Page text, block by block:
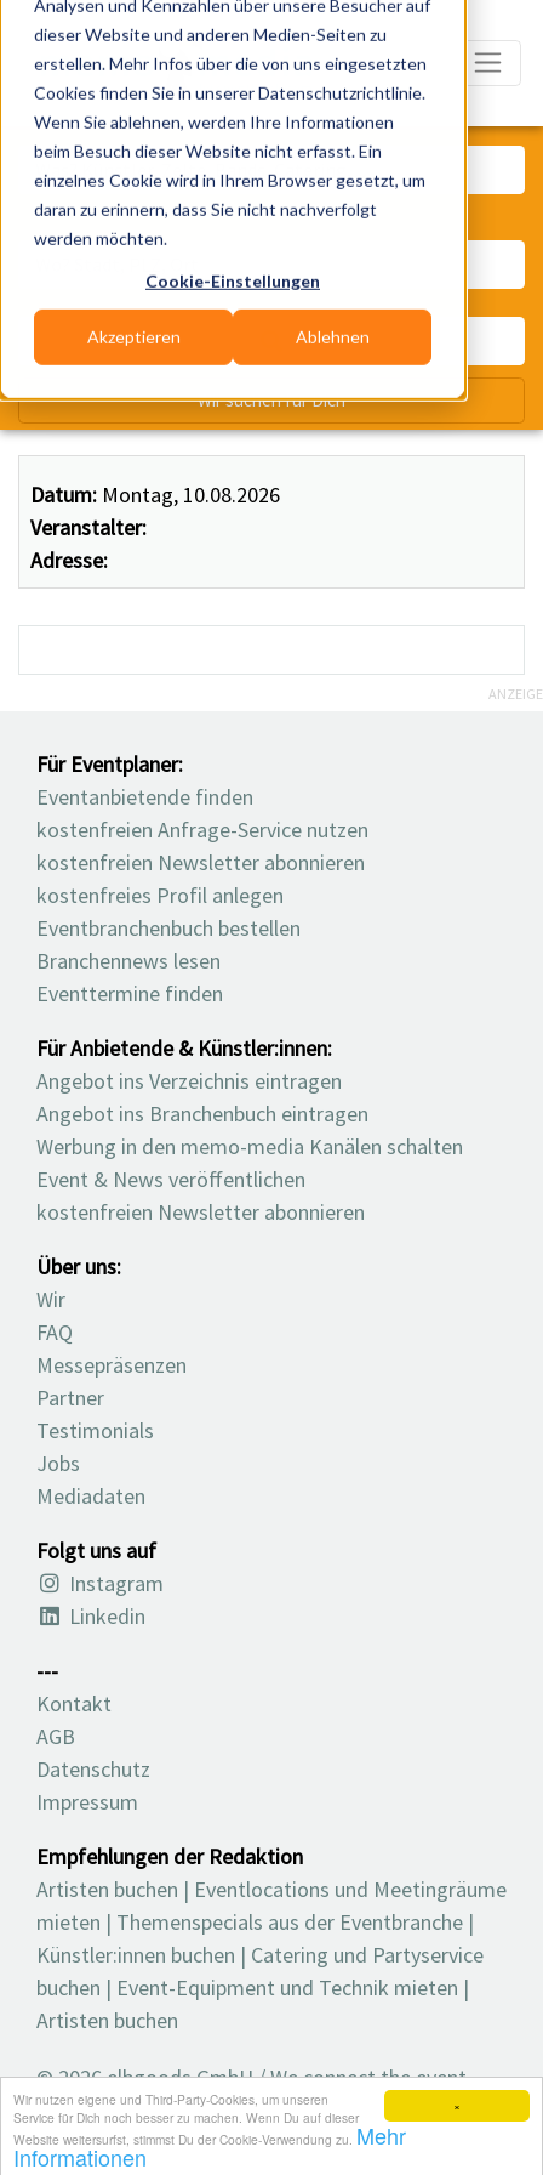
×
Wir nutzen eigene und Third-Party-Cookies, um unseren
Service für Dich noch besser zu machen. Wenn Du auf dieser
Website weitersurfst, stimmst Du der Cookie-Verwendung zu. Mehr
Informationen
Analysen und Kennzahlen über unsere Besucher auf
dieser Website und anderen Medien-Seiten zu
erstellen. Mehr Infos über die von uns eingesetzten
Cookies finden Sie in unserer Datenschutzrichtlinie.
Wenn Sie ablehnen, werden Ihre Informationen
beim Besuch dieser Website nicht erfasst. Ein
einzelnes Cookie wird in Ihrem Browser gesetzt, um
daran zu erinnern, dass Sie nicht nachverfolgt
werden möchten.
Cookie-Einstellungen
Akzeptieren Ablehnen
Datum: Montag, 10.08.2026
Veranstalter:
Adresse:
Was? Künstler, Zelte, Bands,
Wir suchen für Dich
ANZEIGE
Für Eventplaner:
Eventanbietende finden
kostenfreien Anfrage-Service nutzen
kostenfreien Newsletter abonnieren
kostenfreies Profil anlegen
Eventbranchenbuch bestellen
Branchennews lesen
Eventtermine finden
Für Anbietende & Künstler:innen:
Angebot ins Verzeichnis eintragen
Angebot ins Branchenbuch eintragen
Werbung in den memo-media Kanälen schalten
Event & News veröffentlichen
kostenfreien Newsletter abonnieren
Über uns:
Wir
FAQ
Messepräsenzen
Partner
Testimonials
Jobs
Mediadaten
Folgt uns auf
Instagram
Linkedin
---
Kontakt
AGB
Datenschutz
Impressum
Empfehlungen der Redaktion
Artisten buchen | Eventlocations und Meetingräume
mieten | Themenspecials aus der Eventbranche |
Künstler:innen buchen | Catering und Partyservice
buchen | Event-Equipment und Technik mieten |
Artisten buchen
© 2026 elbgoods GmbH / We connect the event
industry / Medienvielfalt für die Eventplanung /
Eventbranchenbuch, Blog, Magazin und mehr